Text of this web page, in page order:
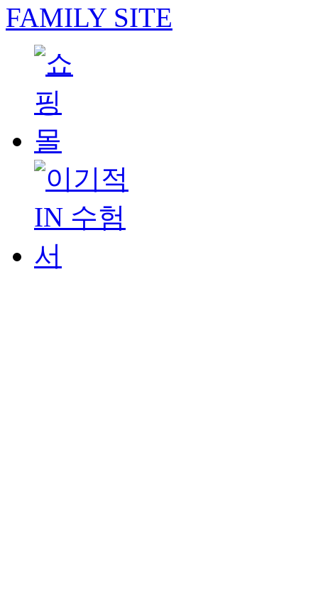
FAMILY SITE